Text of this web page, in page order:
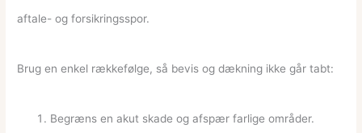
aftale- og forsikringsspor.
Brug en enkel rækkefølge, så bevis og dækning ikke går tabt:
Begræns en akut skade og afspær farlige områder.